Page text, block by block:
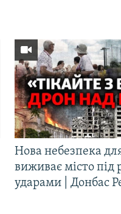
Нова небезпека
виживає місто під
ударами | Донбас